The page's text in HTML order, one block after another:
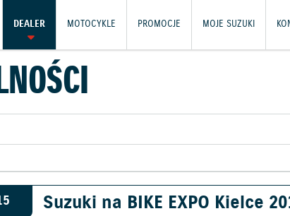
DEALER MOTOCYKLE PROMOCJE MOJE SUZUKI
Suzuki na BIKE EXPO Kielce